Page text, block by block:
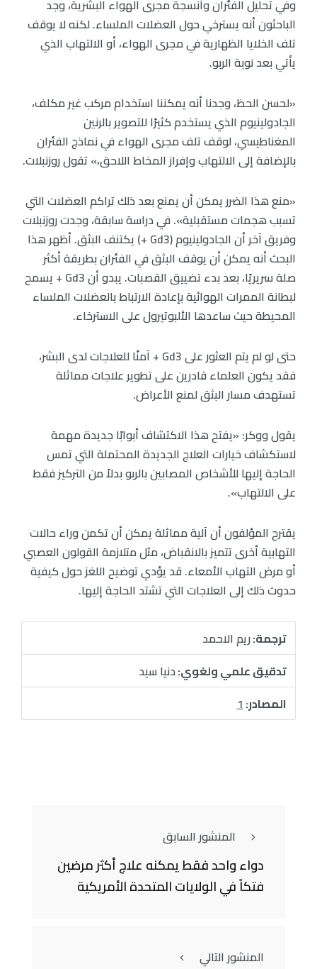
وفي تحليل الفئران وأنسجة مجرى الهواء البشرية، وجد
الباحثون أنه يسترخي حول العضلات الملساء. لكنه لا يوقف
تلف الخلايا الظهارية في مجرى الهواء، أو الالتهاب الذي
يأتي بعد نوبة الربو.
«لحسن الحظ، وجدنا أنه يمكننا استخدام مركب غير مكلف،
الجادولينيوم الذي يستخدم كثيرًا للتصوير بالرنين
المغناطيسي، لوقف تلف مجرى الهواء في نماذج الفئران
بالإضافة إلى الالتهاب وإفراز المخاط اللاحق،» تقول روزنبلات.
«منع هذا الضرر يمكن أن يمنع بعد ذلك تراكم العضلات التي
تسبب هجمات مستقبلية». في دراسة سابقة، وجدت روزنبلات
وفريق آخر أن الجادولينيوم (Gd3 +) يكتنف البثق. أظهر هذا
البحث أنه يمكن أن يوقف البثق في الفئران بطريقة أكثر
صلة سريريًا، بعد بدء تضييق القصبات. يبدو أن Gd3 + يسمح
لبطانة الممرات الهوائية بإعادة الارتباط بالعضلات الملساء
المحيطة حيث ساعدها الألبوتيرول على الاسترخاء.
حتى لو لم يتم العثور على Gd3 + آمنًا للعلاجات لدى البشر،
فقد يكون العلماء قادرين على تطوير علاجات مماثلة
تستهدف مسار البثق لمنع الأعراض.
يقول ووكر: «يفتح هذا الاكتشاف أبوابًا جديدة مهمة
لاستكشاف خيارات العلاج الجديدة المحتملة التي تمس
الحاجة إليها للأشخاص المصابين بالربو بدلاً من التركيز فقط
على الالتهاب».
يقترح المؤلفون أن آلية مماثلة يمكن أن تكمن وراء حالات
التهابية أخرى تتميز بالانقباض، مثل متلازمة القولون العصبي
أو مرض التهاب الأمعاء. قد يؤدي توضيح اللغز حول كيفية
حدوث ذلك إلى العلاجات التي تشتد الحاجة إليها.
ترجمة:ريم الاحمد
تدقيق علمي ولغوي:دنيا سيد
المصادر:1
المنشور السابق
دواء واحد فقط يمكنه علاج أكثر مرضين
فتكاً في الولايات المتحدة الأمريكية
المنشور التالي